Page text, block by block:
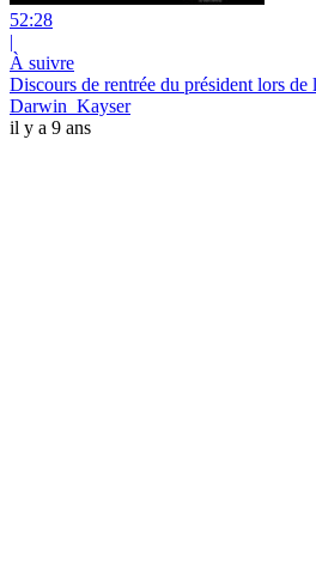
52:28
|
À suivre
Discours de rentrée du président lors
Darwin_Kayser
il y a 9 ans